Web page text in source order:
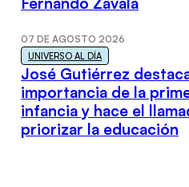
07 DE AGOSTO 2026
UNIVERSO AL DÍA
José Gutiérrez
importancia de la
infancia y hace el
priorizar la educación